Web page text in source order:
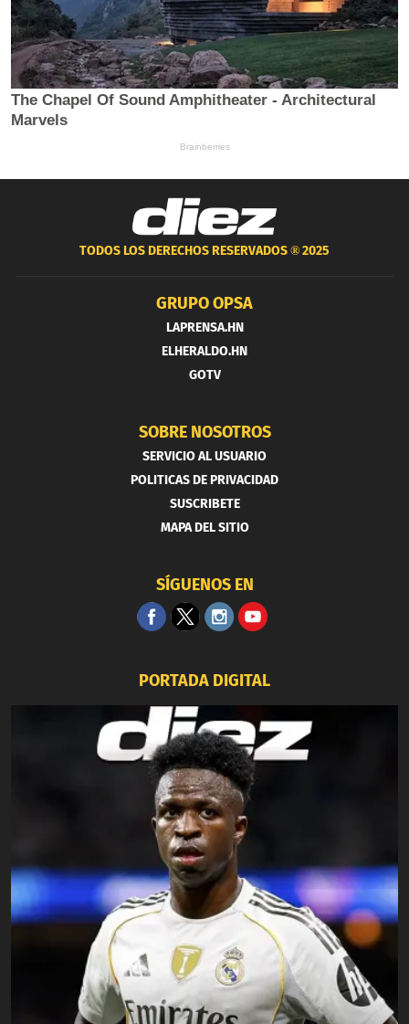
TODOS LOS DERECHOS RESERVADOS ®2025
GRUPO OPSA
LAPRENSA.HN
ELHERALDO.HN
GOTV
SOBRE NOSOTROS
SERVICIO AL USUARIO
POLITICAS DE PRIVACIDAD
SUSCRIBETE
MAPA DEL SITIO
SÍGUENOS EN
PORTADA DIGITAL